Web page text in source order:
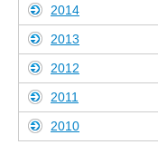
2014
2013
2012
2011
2010